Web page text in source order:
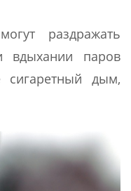
раздражать
вдыхании паров
дым,